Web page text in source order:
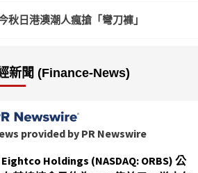
秋日港澳潮人瘋搶「彎刀褲」
新聞 (Finance-News)
provided by PR Newswire
Eightco Holdings (NASDAQ: ORBS) 公